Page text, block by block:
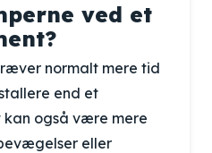
ved et
normalt mere tid
end et
kan også være mere
eller